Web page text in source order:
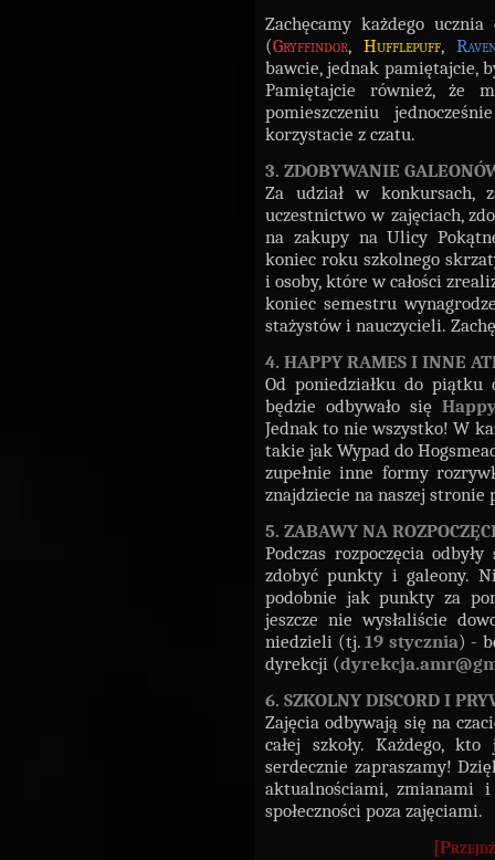
Zachęcamy każdego
(Gryffindor, Hufflepuff,
bawcie, jednak pamiętajcie,
Pamiętajcie również, że
pomieszczeniu
korzystacie z czatu.
3. ZDOBYWANIE
Za udział w konkursach,
uczestnictwo w zajęciach,
na zakupy na Ulicy
koniec roku szkolnego
i osoby, które w całości
koniec semestru
stażystów i nauczycieli.
4. HAPPY RAMES I INNE
Od poniedziałku do piątku
będzie odbywało się
Jednak to nie wszystko! W
takie jak Wypad do
zupełnie inne formy
znajdziecie na naszej stronie
5. ZABAWY NA
Podczas rozpoczęcia
zdobyć punkty i galeony.
podobnie jak punkty za
jeszcze nie wysłaliście
niedzieli (tj.19 stycznia) -
dyrekcji (
6. SZKOLNY DISCORD I
Zajęcia odbywają się na
całej szkoły. Każdego,
serdecznie zapraszamy!
aktualnościami, zmianami
społeczności poza zajęciami.